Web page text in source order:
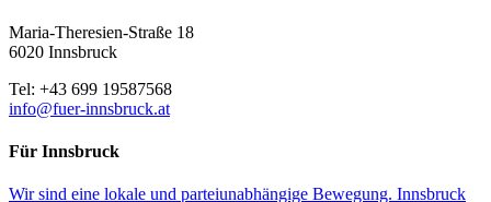
Maria-Theresien-Straße 18
6020 Innsbruck
Tel: +43 699 19587568
info@fuer-innsbruck.at
Für Innsbruck
Wir sind eine lokale und parteiunabhängige Bewegung. Innsbruck